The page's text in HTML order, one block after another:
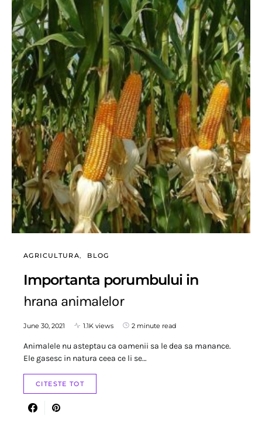
AGRICULTURA BLOG
Importanta porumbului in
hrana animalelor
June 30, 2021 1.1K views 2 minute read
Animalele nu asteptau ca oamenii sa le dea sa manance.
Ele gasesc in natura ceea ce li se…
CITESTE TOT